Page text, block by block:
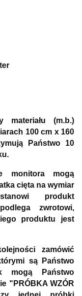
materiału (m.b.)
100 cm x 160
Państwo 10
monitora mogą
cięta na wymiar
produkt
zwrotowi,
produktu jest
zamówić
są Państwo
mogą Państwo
"PRÓBKA WZÓR